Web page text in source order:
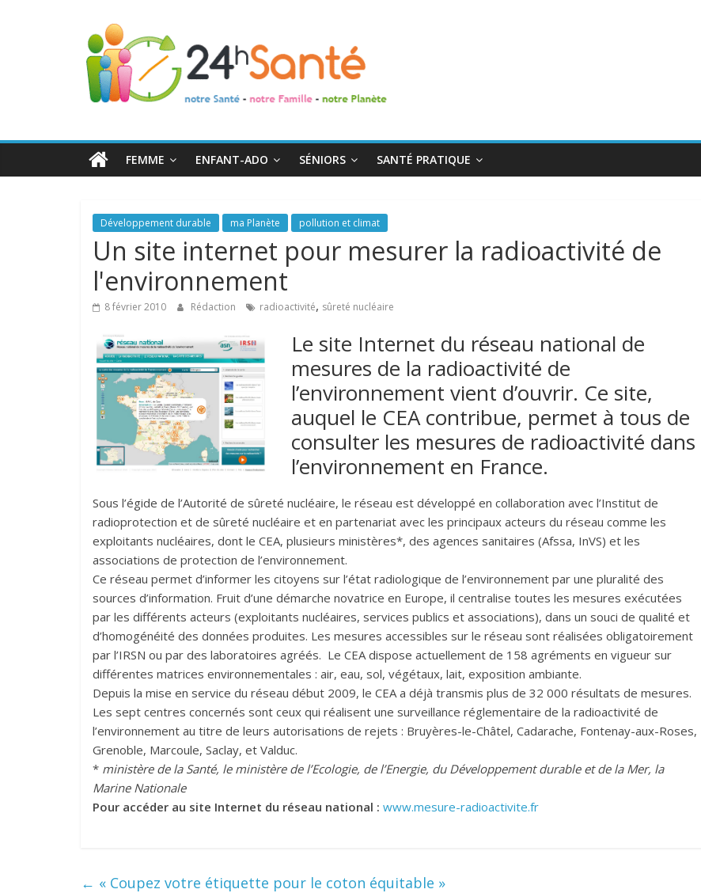
24h
Santé
toute
FEMME ENFANT-ADO SÉNIORS SANTÉ PRATIQUE
Développement durable ma Planète pollution et climat
Un site internet pour mesurer la radioactivité de
l'environnement
8 février 2010 Rédaction radioactivité, sûreté nucléaire
Le site Internet du réseau national de
mesures de la radioactivité de
l’environnement vient d’ouvrir. Ce site,
auquel le CEA contribue, permet à tous de
consulter les mesures de radioactivité dans
l’environnement en France.
Sous l’égide de l’Autorité de sûreté nucléaire, le réseau est développé en collaboration avec l’Institut de
radioprotection et de sûreté nucléaire et en partenariat avec les principaux acteurs du réseau comme les
exploitants nucléaires, dont le CEA, plusieurs ministères*, des agences sanitaires (Afssa, InVS) et les
associations de protection de l’environnement.
Ce réseau permet d’informer les citoyens sur l’état radiologique de l’environnement par une pluralité des
sources d’information. Fruit d’une démarche novatrice en Europe, il centralise toutes les mesures exécutées
par les différents acteurs (exploitants nucléaires, services publics et associations), dans un souci de qualité et
d’homogénéité des données produites. Les mesures accessibles sur le réseau sont réalisées obligatoirement
par l’IRSN ou par des laboratoires agréés. Le CEA dispose actuellement de 158 agréments en vigueur sur
différentes matrices environnementales : air, eau, sol, végétaux, lait, exposition ambiante.
Depuis la mise en service du réseau début 2009, le CEA a déjà transmis plus de 32 000 résultats de mesures.
Les sept centres concernés sont ceux qui réalisent une surveillance réglementaire de la radioactivité de
l’environnement au titre de leurs autorisations de rejets : Bruyères-le-Châtel, Cadarache, Fontenay-aux-Roses,
Grenoble, Marcoule, Saclay, et Valduc.
* ministère de la Santé, le ministère de l’Ecologie, de l’Energie, du Développement durable et de la Mer, la
Marine Nationale
Pour accéder au site Internet du réseau national : www.mesure-radioactivite.fr
← « Coupez votre étiquette pour le coton équitable »